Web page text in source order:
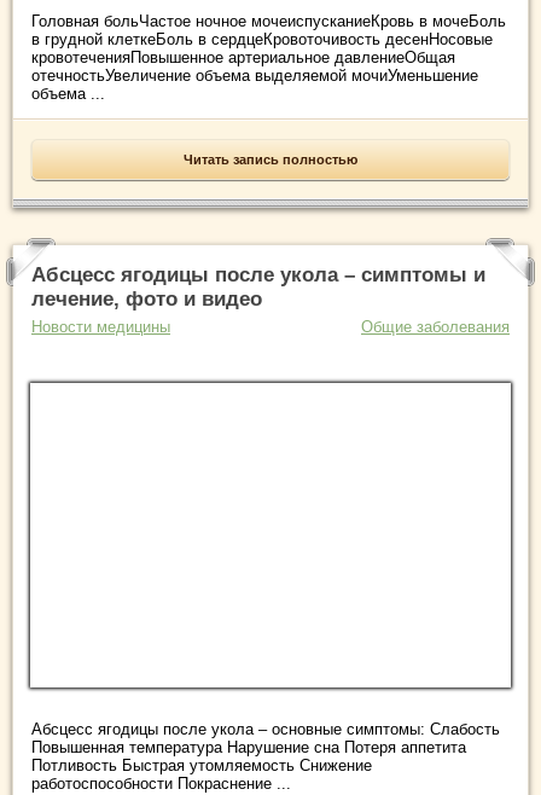
Головная больЧастое ночное мочеиспусканиеКровь в мочеБоль
в грудной клеткеБоль в сердцеКровоточивость десенНосовые
кровотеченияПовышенное артериальное давлениеОбщая
отечностьУвеличение объема выделяемой мочиУменьшение
объема ...
Читать запись полностью
Абсцесс ягодицы после укола – симптомы и
лечение, фото и видео
Новости медицины Общие заболевания
Абсцесс ягодицы после укола – основные симптомы: Слабость
Повышенная температура Нарушение сна Потеря аппетита
Потливость Быстрая утомляемость Снижение
работоспособности Покраснение ...